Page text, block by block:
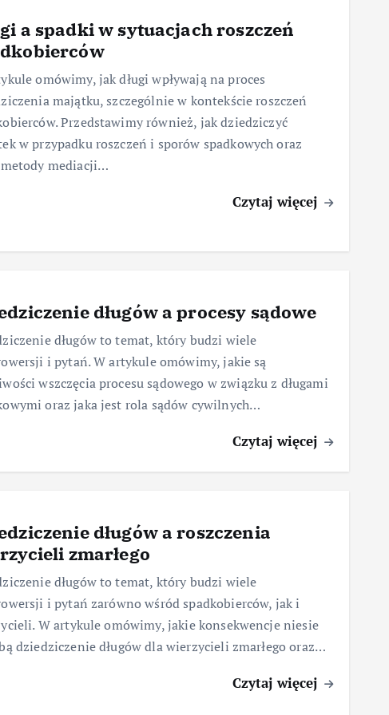
a spadki w sytuacjach roszczeń
omówimy, jak długi wpływają na proces
majątku, szczególnie w kontekście roszczeń
Przedstawimy również, jak dziedziczyć
w przypadku roszczeń i sporów spadkowych oraz
mediacji…
Czytaj więcej
długów a procesy sądowe
długów to temat, który budzi wiele
i pytań. W artykule omówimy, jakie są
wszczęcia procesu sądowego w związku z długami
oraz jaka jest rola sądów cywilnych…
Czytaj więcej
długów a roszczenia
zmarłego
długów to temat, który budzi wiele
i pytań zarówno wśród spadkobierców, jak i
W artykule omówimy, jakie konsekwencje niesie
dziedziczenie długów dla wierzycieli zmarłego oraz…
Czytaj więcej